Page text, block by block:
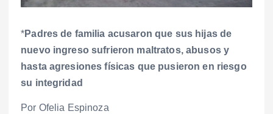
*Padres de familia acusaron que sus hijas de
nuevo ingreso sufrieron maltratos, abusos y
hasta agresiones físicas que pusieron en riesgo
su integridad
Por Ofelia Espinoza